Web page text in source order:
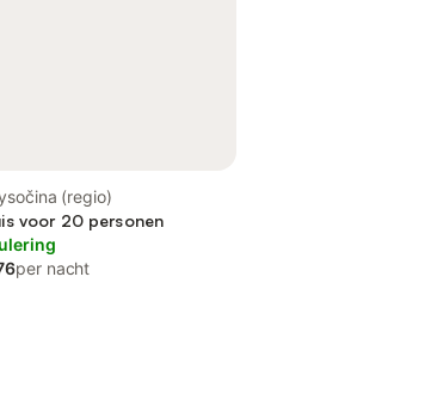
(regio)
voor 20 personen
per nacht